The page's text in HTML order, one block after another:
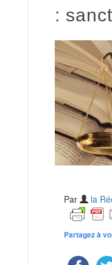
:
Par la
Partagez à